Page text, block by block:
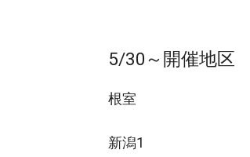
5/30～開催地区
根室
新潟1